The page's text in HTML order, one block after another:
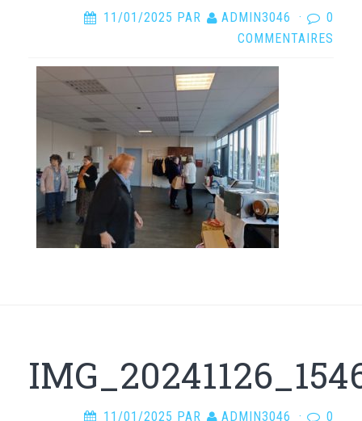
11/01/2025 PAR ADMIN3046 ·
0
COMMENTAIRES
11/01/2025 PAR ADMIN3046 ·
0